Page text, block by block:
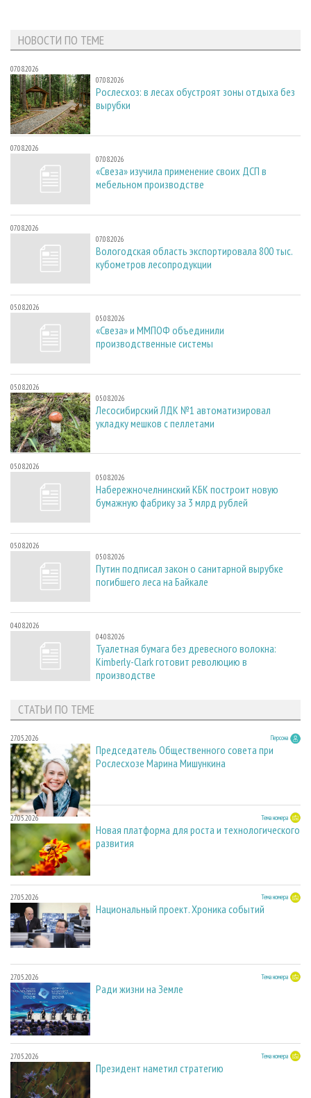
НОВОСТИ ПО ТЕМЕ
07.08.2026
07.08.2026
Рослесхоз: в лесах обустроят зоны отдыха без
вырубки
07.08.2026
07.08.2026
«Свеза» изучила применение своих ДСП в
мебельном производстве
07.08.2026
07.08.2026
Вологодская область экспортировала 800 тыс.
кубометров лесопродукции
05.08.2026
05.08.2026
«Свеза» и ММПОФ объединили
производственные системы
05.08.2026
05.08.2026
Лесосибирский ЛДК №1 автоматизировал
укладку мешков с пеллетами
05.08.2026
05.08.2026
Набережночелнинский КБК построит новую
бумажную фабрику за 3 млрд рублей
05.08.2026
05.08.2026
Путин подписал закон о санитарной вырубке
погибшего леса на Байкале
04.08.2026
04.08.2026
Туалетная бумага без древесного волокна:
Kimberly-Clark готовит революцию в
производстве
СТАТЬИ ПО ТЕМЕ
27.05.2026 Персона
Председатель Общественного совета при
Рослесхозе Марина Мишункина
27.05.2026 Тема номера
Новая платформа для роста и технологического
развития
27.05.2026 Тема номера
Национальный проект. Хроника событий
27.05.2026 Тема номера
Ради жизни на Земле
27.05.2026 Тема номера
Президент наметил стратегию